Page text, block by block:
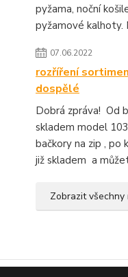
pyžama, noční
pyžamové kalhoty.
07.06.2022
rozříření
dospělé
Dobrá zpráva! Od
skladem model
bačkory na zip , po
již skladem a
Zobrazit všechny